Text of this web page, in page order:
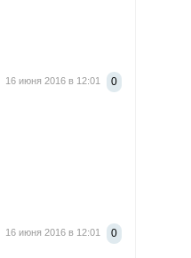
0
16 июня 2016 в 12:01
0
16 июня 2016 в 12:01